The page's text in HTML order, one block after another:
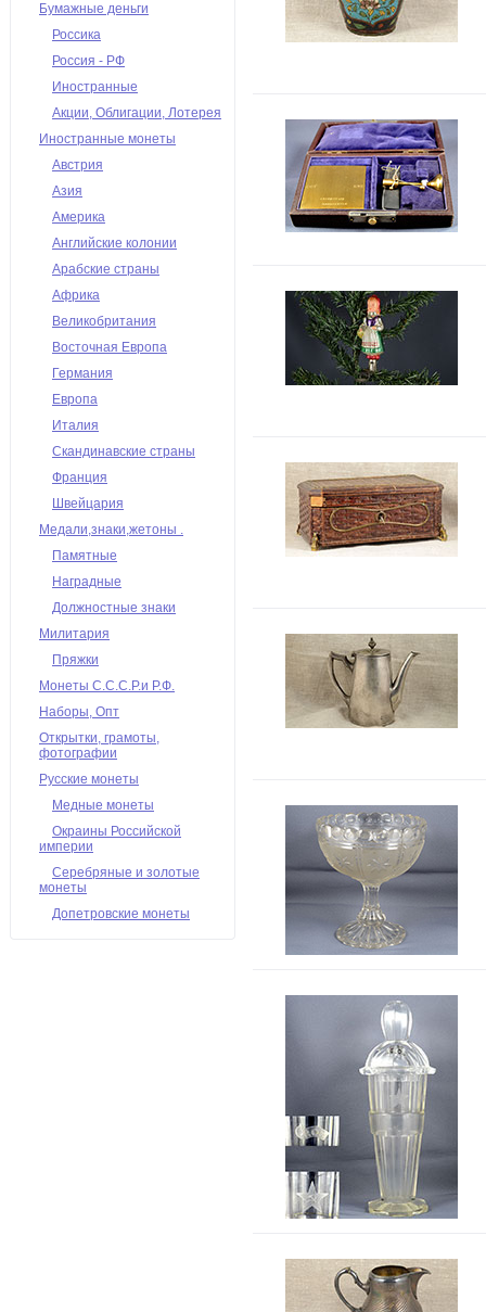
Бумажные деньги
Россика
Россия - РФ
Иностранные
Акции, Облигации, Лотерея
Иностранные монеты
Австрия
Азия
Америка
Английские колонии
Арабские страны
Африка
Великобритания
Восточная Европа
Германия
Европа
Италия
Скандинавские страны
Франция
Швейцария
Медали,знаки,жетоны .
Памятные
Наградные
Должностные знаки
Милитария
Пряжки
Монеты С.С.С.Р.и Р.Ф.
Наборы, Опт
Открытки, грамоты,
фотографии
Русские монеты
Медные монеты
Окраины Российской
империи
Серебряные и золотые
монеты
Допетровские монеты